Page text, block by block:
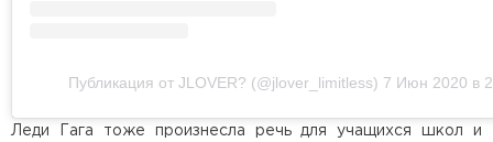
Публикация от JLOVER? (@jlover_limitless) 7 Июн 2020 в
Леди Гага тоже произнесла речь для учащихся школ и